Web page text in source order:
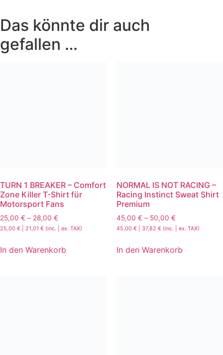
Das könnte dir auch
gefallen …
TURN 1 BREAKER – Comfort
Zone Killer T-Shirt für
Motorsport Fans
25,00 € – 28,00 €
25,00 € 21,01 € (inc. | ex. TAX)
In den Warenkorb
NORMAL IS NOT RACING –
Racing Instinct Sweat Shirt
Premium
45,00 € – 50,00 €
45,00 € 37,82 € (inc. | ex. TAX)
In den Warenkorb